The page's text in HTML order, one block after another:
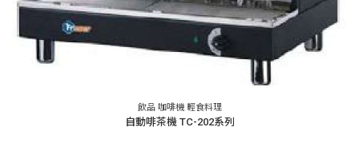
飲品 咖啡機 輕食料理
自動啡茶機 TC-202系列